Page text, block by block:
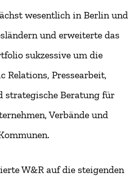
wesentlich in Berlin und
und erweiterte das
sukzessive um die
Relations, Pressearbeit,
strategische Beratung für
Verbände und
W&R auf die steigenden